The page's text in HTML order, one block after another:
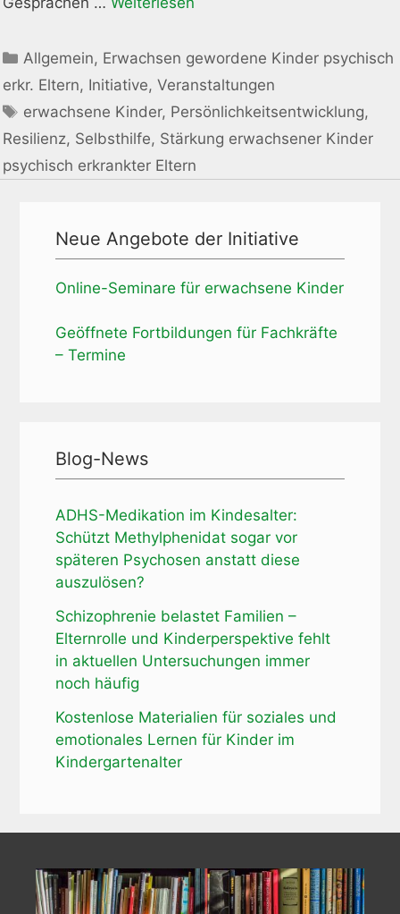
Kategorien
Allgemein, Erwachsen gewordene Kinder psychisch
erkr. Eltern, Initiative, Veranstaltungen
Schlagwörter
erwachsene Kinder, Persönlichkeitsentwicklung,
Resilienz, Selbsthilfe, Stärkung erwachsener Kinder
psychisch erkrankter Eltern
Neue Angebote der Initiative
Online-Seminare für erwachsene Kinder
Geöffnete Fortbildungen für Fachkräfte
– Termine
Blog-News
ADHS-Medikation im Kindesalter:
Schützt Methylphenidat sogar vor
späteren Psychosen anstatt diese
auszulösen?
Schizophrenie belastet Familien –
Elternrolle und Kinderperspektive fehlt
in aktuellen Untersuchungen immer
noch häufig
Kostenlose Materialien für soziales und
emotionales Lernen für Kinder im
Kindergartenalter